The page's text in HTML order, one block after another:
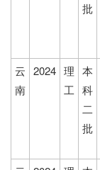
批
云
南
2024 理
工
本
科
二
批